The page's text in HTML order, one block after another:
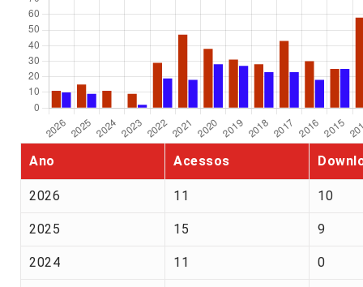
Ano Acessos
2026 11 10
2025 15 9
2024 11 0